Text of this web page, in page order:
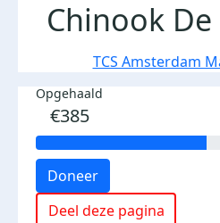
Chinook
TCS Amsterdam
Opgehaald
€385
Doneer
Deel deze pagina